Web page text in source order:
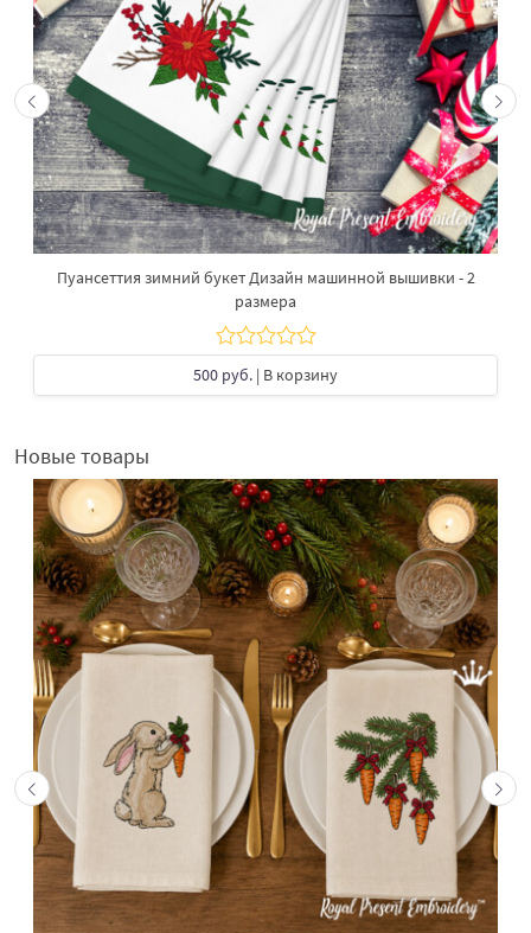
Пуансеттия зимний букет Дизайн машинной вышивки - 2
размера
500 руб. | В корзину
Новые товары